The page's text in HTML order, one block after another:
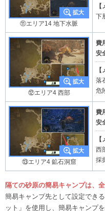
⑪エリア14 地下水脈
【
下
⑫エリア4 西部
費
安
【
落
危
⑬エリア4 鉱石洞窟
費
安
【
西
採
隔ての砂原の簡易キャンプは、
簡易キャンプ先として設定でき
ット」を使用し、簡易キャンプ